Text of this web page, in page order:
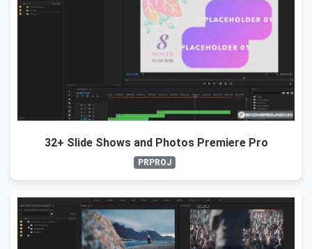
32+ Slide Shows and Photos Premiere Pro
PRPROJ